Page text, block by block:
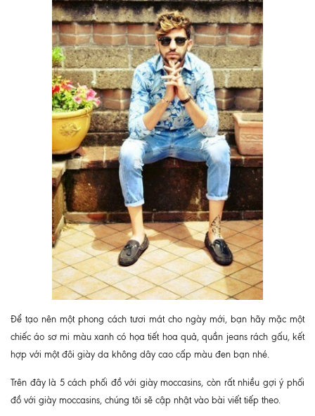
Để tạo nên một phong cách tươi mát cho ngày mới, bạn hãy mặc một
chiếc áo sơ mi màu xanh có họa tiết hoa quả, quần jeans rách gấu, kết
hợp với một đôi giày da không dây cao cấp màu đen bạn nhé.
Trên đây là 5 cách phối đồ với giày moccasins, còn rất nhiều gợi ý phối
đồ với giày moccasins, chúng tôi sẽ cập nhật vào bài viết tiếp theo.